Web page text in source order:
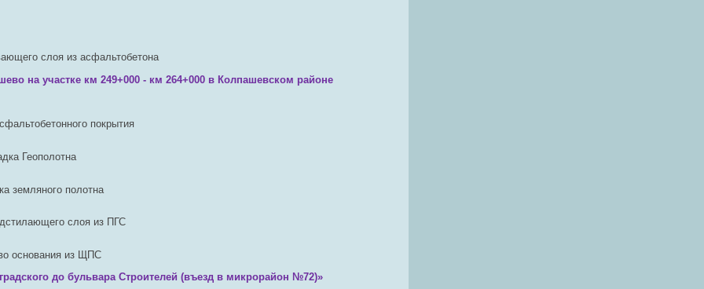
слоя из асфальтобетона
на участке км 249+000 - км 264+000 в Колпашевском районе
покрытия
Геополотна
земляного полотна
слоя из ПГС
основания из ЩПС
до бульвара Строителей (въезд в микрорайон №72)»